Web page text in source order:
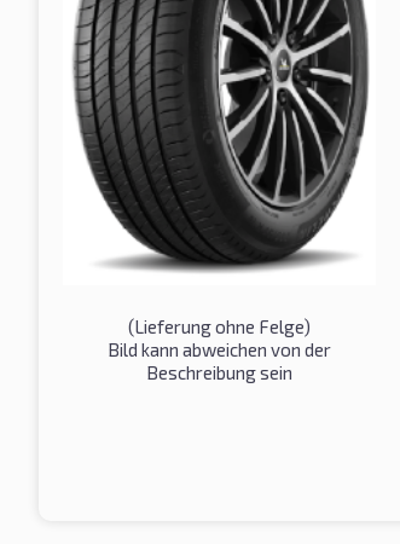
(Lieferung ohne Felge)
Bild kann abweichen von der
Beschreibung sein